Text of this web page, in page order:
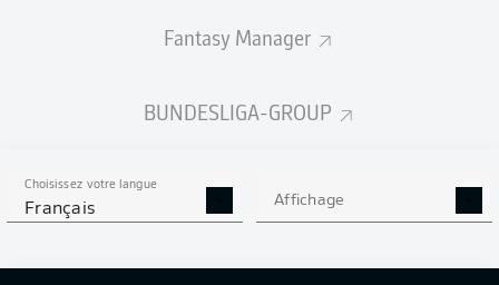
Fantasy Manager
BUNDESLIGA-GROUP
Choisissez votre langue
Français Affichage
STATS DE LA SAISON
2019/2020
BUTS PENALTIES